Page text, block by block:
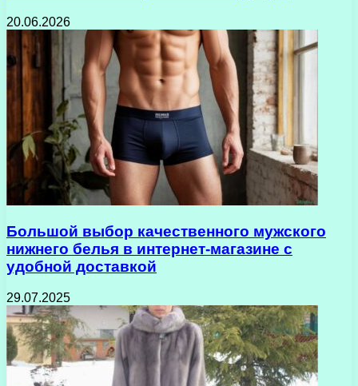
20.06.2026
Большой выбор качественного мужского
нижнего белья в интернет-магазине с
удобной доставкой
29.07.2025